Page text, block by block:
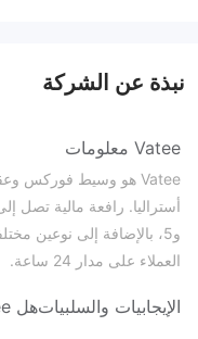
نبذة عن الشركة
Vatee معلومات
و5، بالإضافة إلى نوعين
العملاء على مدار 24 ساعة.
الإيجابيات والسلبياتهل Vatee شرعي؟